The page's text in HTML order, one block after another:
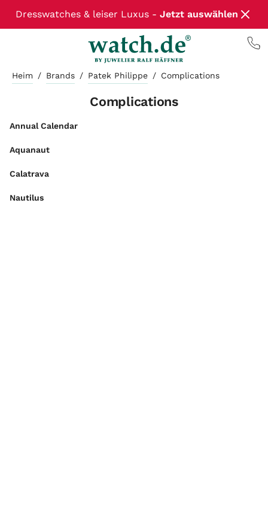
Dresswatches & leiser Luxus - Jetzt auswählen
Heim / Brands / Patek Philippe / Complications
Complications
Annual Calendar
Aquanaut
Calatrava
Nautilus